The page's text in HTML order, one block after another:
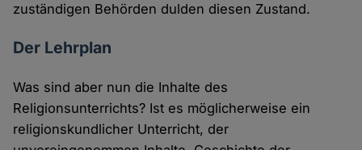
zuständigen Behörden dulden diesen Zustand.
Der Lehrplan
Was sind aber nun die Inhalte des
Religionsunterrichts? Ist es möglicherweise ein
religionskundlicher Unterricht, der